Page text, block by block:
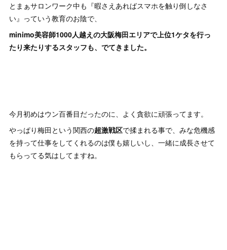
とまぁサロンワーク中も『暇さえあればスマホを触り倒しなさ
い』っていう教育のお陰で、
minimo美容師1000人越えの大阪梅田エリアで上位1ケタを行っ
たり来たりするスタッフも、でてきました。
今月初めはウン百番目だったのに、よく貪欲に頑張ってます。
やっぱり梅田という関西の超激戦区で揉まれる事で、みな危機感
を持って仕事をしてくれるのは僕も嬉しいし、一緒に成長させて
もらってる気はしてますね。